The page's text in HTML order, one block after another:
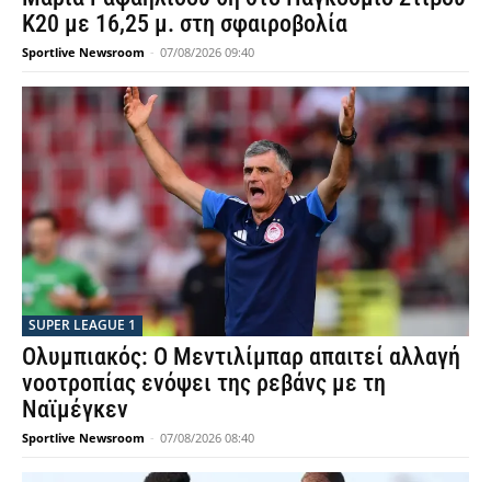
Κ20 με 16,25 μ. στη σφαιροβολία
Sportlive Newsroom - 07/08/2026 09:40
SUPER LEAGUE 1
Ολυμπιακός: Ο Μεντιλίμπαρ απαιτεί αλλαγή
νοοτροπίας ενόψει της ρεβάνς με τη
Ναϊμέγκεν
Sportlive Newsroom - 07/08/2026 08:40